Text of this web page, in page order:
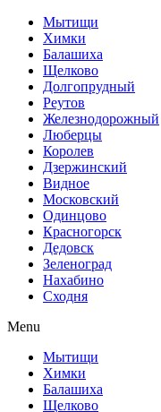
Мытищи
Химки
Балашиха
Щелково
Долгопрудный
Реутов
Железнодорожный
Люберцы
Королев
Дзержинский
Видное
Московский
Одинцово
Красногорск
Дедовск
Зеленоград
Нахабино
Сходня
Menu
Мытищи
Химки
Балашиха
Щелково